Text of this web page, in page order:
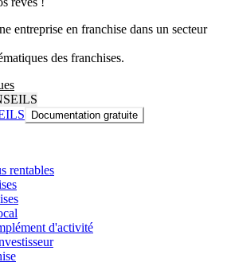
entreprise en franchise dans un secteur
des franchises.
Documentation gratuite
rentables
d'activité